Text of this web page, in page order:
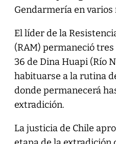
Gendarmería en varios
El líder de la
(RAM) permaneció
36 de Dina Huapi (Río
habituarse a la rutina
donde permanecerá
extradición.
La justicia de Chile